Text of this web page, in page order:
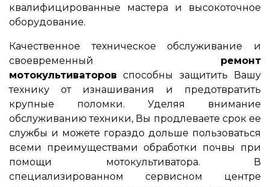
квалифицированные мастера и высокоточное
оборудование.
Качественное техническое обслуживание и
своевременный ремонт
мотокультиваторов способны защитить Вашу
технику от изнашивания и предотвратить
крупные поломки. Уделяя внимание
обслуживанию техники, Вы продлеваете срок ее
службы и можете гораздо дольше пользоваться
всеми преимуществами обработки почвы при
помощи мотокультиватора. В
специализированном сервисном центре